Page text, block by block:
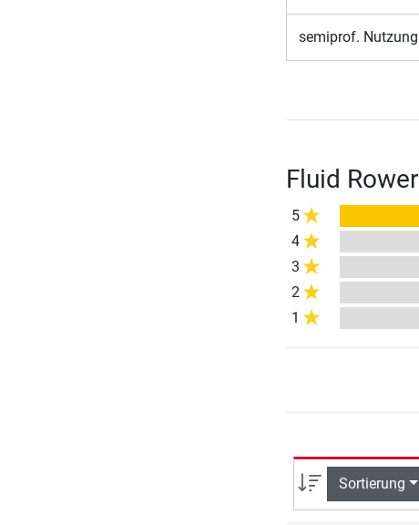
semiprof. Nutzung
Fluid
5
4
3
2
1
Sortierung